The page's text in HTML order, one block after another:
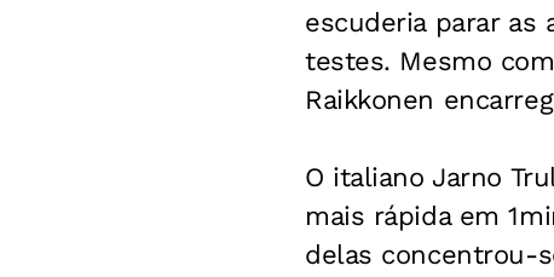
escuderia parar as
testes. Mesmo
Raikkonen
O italiano Jarno
mais rápida em
delas concentrou-